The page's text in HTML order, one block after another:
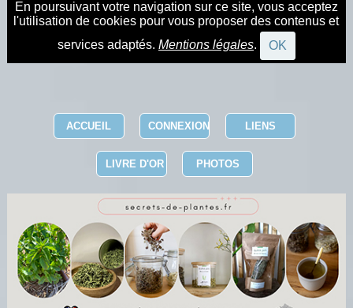
En poursuivant votre navigation sur ce site, vous acceptez
l'utilisation de cookies pour vous proposer des contenus et
services adaptés. Mentions légales. OK
ACCUEIL CONNEXION LIENS
LIVRE D'OR PHOTOS